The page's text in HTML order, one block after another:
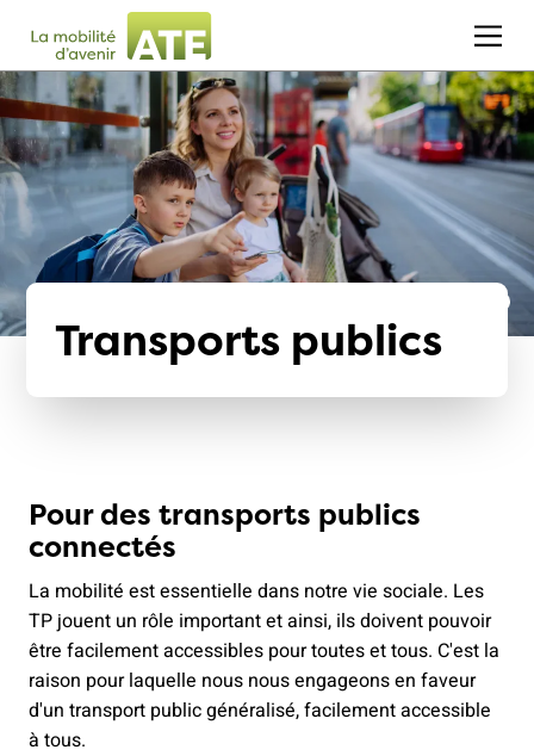
Transports publics
Pour des transports publics
connectés
La mobilité est essentielle dans notre vie sociale. Les
TP jouent un rôle important et ainsi, ils doivent pouvoir
être facilement accessibles pour toutes et tous. C'est la
raison pour laquelle nous nous engageons en faveur
d'un transport public généralisé, facilement accessible
à tous.